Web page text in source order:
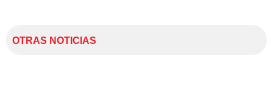
OTRAS NOTICIAS